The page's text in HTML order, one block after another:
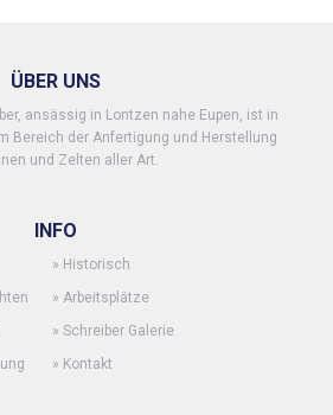
ÜBER UNS
ansässig in Lontzen nahe Eupen, ist in
Bereich der Anfertigung und Herstellung
und Zelten aller Art.
INFO
» Historisch
» Arbeitsplätze
» Schreiber Galerie
» Kontakt